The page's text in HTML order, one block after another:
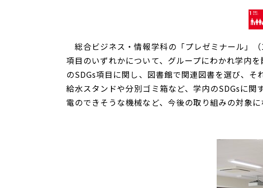
総合ビジネス・情報学科の「プレゼミナール」
項目のいずれかについて、グループにわかれ学内
のSDGs項目に関し、図書館で関連図書を選び、そ
給水スタンドや分別ゴミ箱など、学内のSDGsに
電のできそうな機械など、今後の取り組みの対象